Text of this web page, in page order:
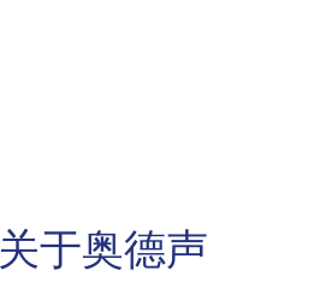
关于奥德声